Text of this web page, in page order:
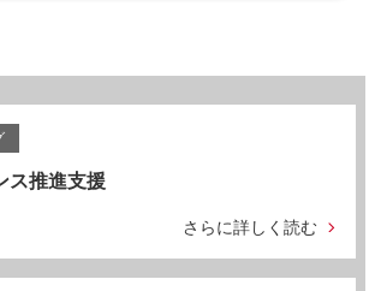
ス推進支援
さらに詳しく読む